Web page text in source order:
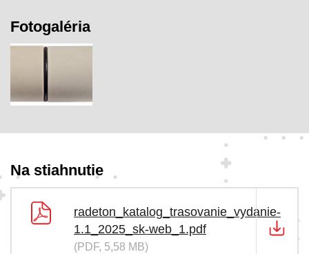
Fotogaléria
Na stiahnutie
radeton_katalog_trasovanie_vydanie-
1.1_2025_sk-web_1.pdf
(PDF, 5,58 MB)